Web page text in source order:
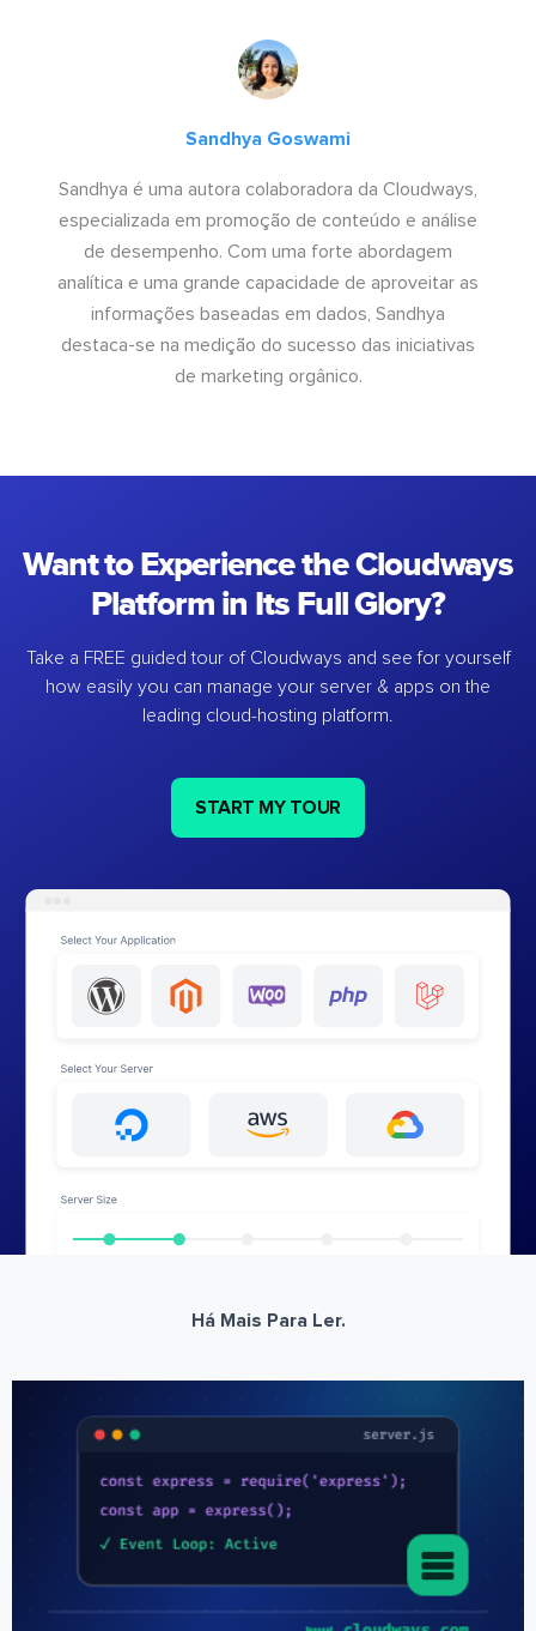
Sandhya Goswami
Sandhya é uma autora colaboradora da Cloudways,
especializada em promoção de conteúdo e análise
de desempenho. Com uma forte abordagem
analítica e uma grande capacidade de aproveitar as
informações baseadas em dados, Sandhya
destaca-se na medição do sucesso das iniciativas
de marketing orgânico.
Want to Experience the Cloudways
Platform in Its Full Glory?
Take a FREE guided tour of Cloudways and see for yourself
how easily you can manage your server & apps on the
leading cloud-hosting platform.
START MY TOUR
Há Mais Para Ler.